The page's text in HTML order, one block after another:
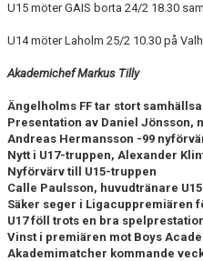
U15 möter GAIS borta 24/2 18.30
U14 möter Laholm 25/2 10.30 på
Akademichef Markus Tilly
Ängelholms FF tar stort
Presentation av Daniel Jönsson,
Andreas Hermansson -99
Nytt i U17-truppen, Alexander
Nyförvärv till U15-truppen
Calle Paulsson, huvudtränare
Säker seger i Ligacuppremiären
U17 föll trots en bra
Vinst i premiären mot Boys
Akademimatcher kommande